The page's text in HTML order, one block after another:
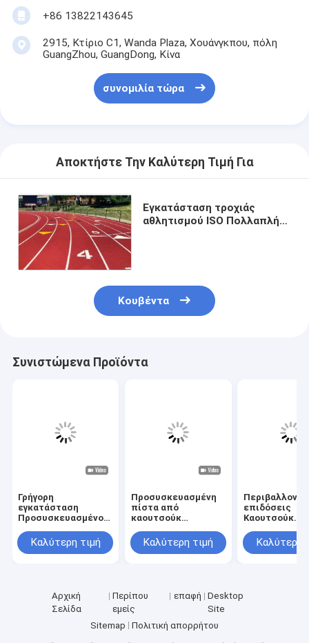
+86 13822143645
2915, Κτίριο C1, Wanda Plaza, Χουάνγκπου, πόλη
GuangZhou, GuangDong, Κίνα
συνομιλία τώρα
Αποκτήστε Την Καλύτερη Τιμή Για
Εγκατάσταση τροχιάς
αθλητισμού ISO Πολλαπλής
Κουβέντα
Συνιστώμενα Προϊόντα
Γρήγορη
εγκατάσταση
Προσυσκευασμένο
τρέξιμο υλικό
Τροχιά τρέξιμο
Καλύτερη τιμή
Προσυσκευασμένη
πίστα από
καουτσούκ
πίστα εξωτερικού
αθλητισμού
Καλύτερη τιμή
επιδόσεις
Καουτσούκ
Υβριδική
επιφάνεια
Καλύτερη
Αρχική
Σελίδα
Περίπου
εμείς
επαφή
Desktop
Site
Sitemap
Πολιτική απορρήτου